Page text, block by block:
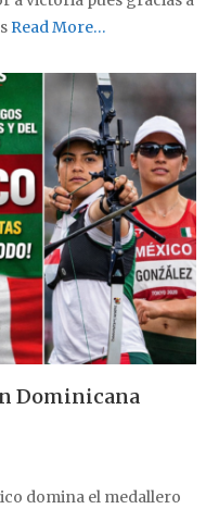
Read More…
Dominicana
domina el medallero